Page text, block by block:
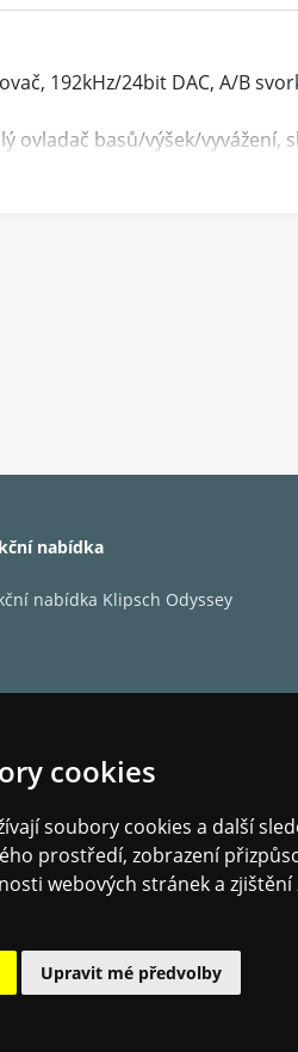
cookies
soubory cookies a další
prostředí, zobrazení
webových stránek a
Upravit mé předvolby
192kHz/24bit DAC, A/B
ovladač basů/výšek/vyvážení,
80 W (8 Ω, přední)
(IHF-A, Phono In, Speaker Out)
nabídka
nabídka Klipsch Odyssey